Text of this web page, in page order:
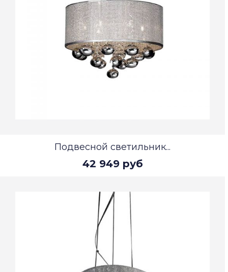
Подвесной светильник...
42 949 руб